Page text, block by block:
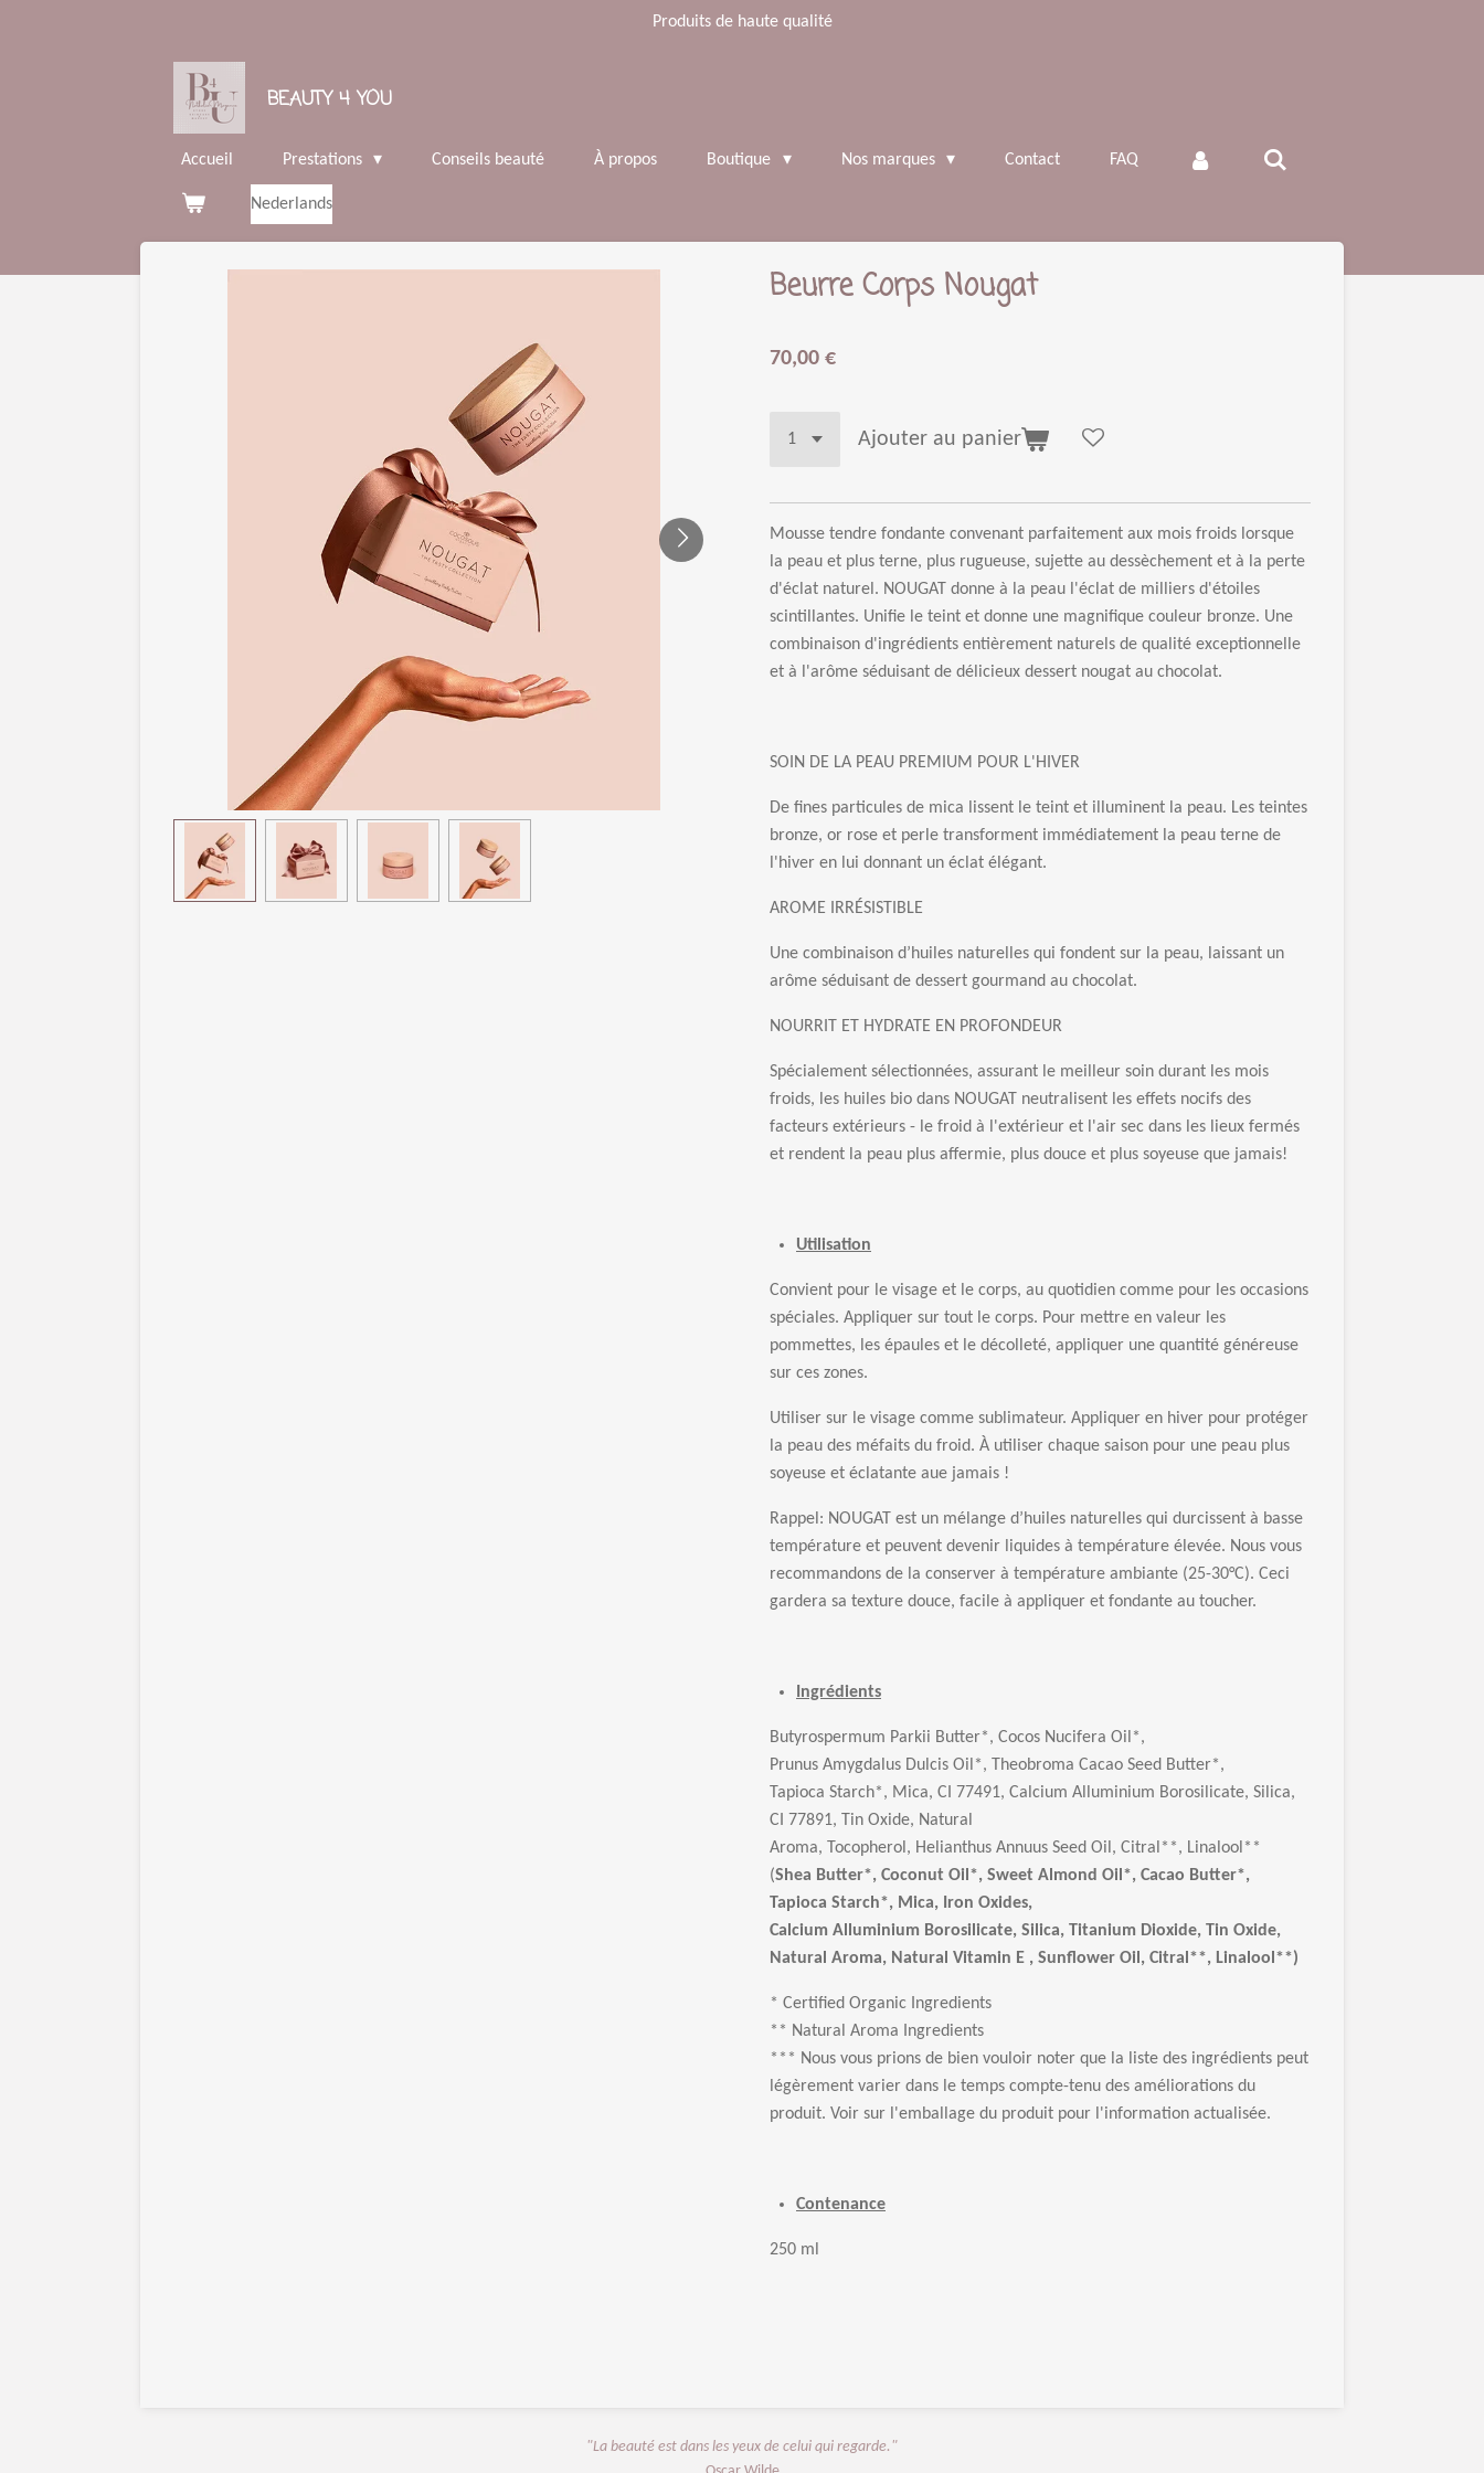
Produits de haute qualité
BEAUTY 4 YOU
Accueil Prestations Conseils beauté À propos Boutique Nos marques Contact FAQ
Nederlands
Beurre Corps Nougat
70,00 €
Ajouter au panier
Mousse tendre fondante convenant parfaitement aux mois froids lorsque
la peau et plus terne, plus rugueuse, sujette au dessèchement et à la perte
d'éclat naturel. NOUGAT donne à la peau l'éclat de milliers d'étoiles
scintillantes. Unifie le teint et donne une magnifique couleur bronze. Une
combinaison d'ingrédients entièrement naturels de qualité exceptionnelle
et à l'arôme séduisant de délicieux dessert nougat au chocolat.
SOIN DE LA PEAU PREMIUM POUR L'HIVER
De fines particules de mica lissent le teint et illuminent la peau. Les teintes
bronze, or rose et perle transforment immédiatement la peau terne de
l'hiver en lui donnant un éclat élégant.
AROME IRRÉSISTIBLE
Une combinaison d’huiles naturelles qui fondent sur la peau, laissant un
arôme séduisant de dessert gourmand au chocolat.
NOURRIT ET HYDRATE EN PROFONDEUR
Spécialement sélectionnées, assurant le meilleur soin durant les mois
froids, les huiles bio dans NOUGAT neutralisent les effets nocifs des
facteurs extérieurs - le froid à l'extérieur et l'air sec dans les lieux fermés
et rendent la peau plus affermie, plus douce et plus soyeuse que jamais!
Utilisation
Convient pour le visage et le corps, au quotidien comme pour les occasions
spéciales. Appliquer sur tout le corps. Pour mettre en valeur les
pommettes, les épaules et le décolleté, appliquer une quantité généreuse
sur ces zones.
Utiliser sur le visage comme sublimateur. Appliquer en hiver pour protéger
la peau des méfaits du froid. À utiliser chaque saison pour une peau plus
soyeuse et éclatante aue jamais !
Rappel: NOUGAT est un mélange d’huiles naturelles qui durcissent à basse
température et peuvent devenir liquides à température élevée. Nous vous
recommandons de la conserver à température ambiante (25-30°C). Ceci
gardera sa texture douce, facile à appliquer et fondante au toucher.
Ingrédients
Butyrospermum Parkii Butter*, Cocos Nucifera Oil*,
Prunus Amygdalus Dulcis Oil*, Theobroma Cacao Seed Butter*,
Tapioca Starch*, Mica, CI 77491, Calcium Alluminium Borosilicate, Silica,
CI 77891, Tin Oxide, Natural
Aroma, Tocopherol, Helianthus Annuus Seed Oil, Citral**, Linalool**
(Shea Butter*, Coconut Oil*, Sweet Almond Oil*, Cacao Butter*,
Tapioca Starch*, Mica, Iron Oxides,
Calcium Alluminium Borosilicate, Silica, Titanium Dioxide, Tin Oxide,
Natural Aroma, Natural Vitamin E , Sunflower Oil, Citral**, Linalool**)
* Certified Organic Ingredients
** Natural Aroma Ingredients
*** Nous vous prions de bien vouloir noter que la liste des ingrédients peut
légèrement varier dans le temps compte-tenu des améliorations du
produit. Voir sur l'emballage du produit pour l'information actualisée.
Contenance
250 ml
"La beauté est dans les yeux de celui qui regarde."